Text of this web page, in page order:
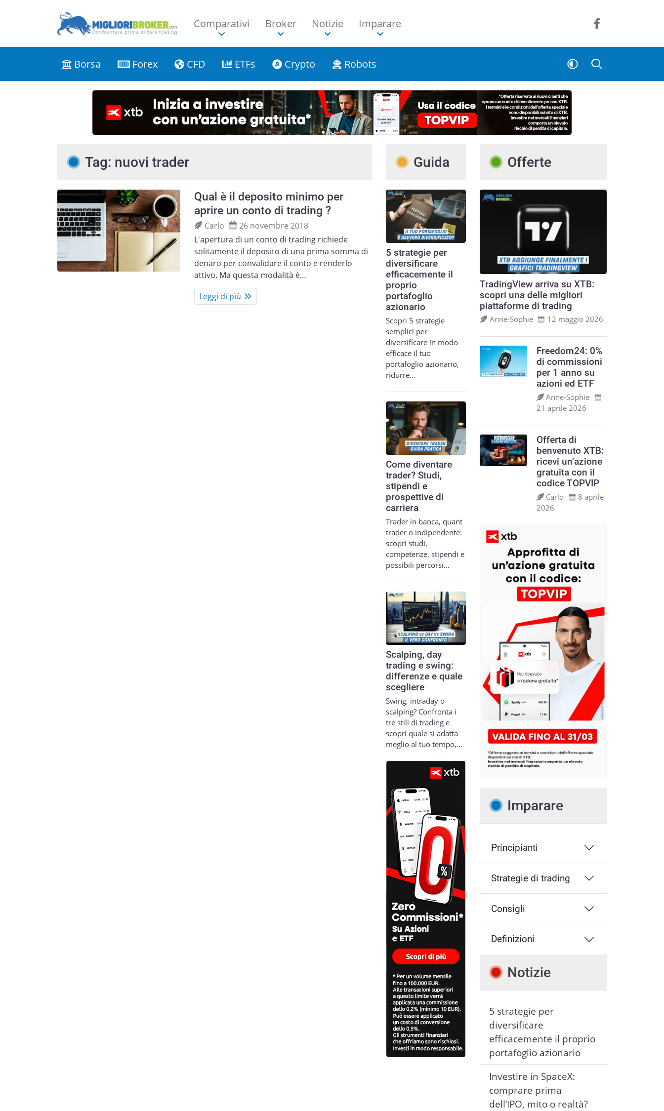
Comparativi Broker Notizie Imparare
Borsa Forex CFD ETFs Crypto Robots
Tag: nuovi trader
Qual è il deposito minimo per
aprire un conto di trading ?
Carlo
26 novembre 2018
L'apertura di un conto di trading richiede
solitamente il deposito di una prima somma di
denaro per convalidare il conto e renderlo
attivo. Ma questa modalità è…
Leggi di più
Guida
5 strategie per
diversificare
efficacemente il
proprio
portafoglio
azionario
Scopri 5 strategie
semplici per
diversificare in modo
efficace il tuo
portafoglio azionario,
ridurre…
Come diventare
trader? Studi,
stipendi e
prospettive di
carriera
Trader in banca, quant
trader o indipendente:
scopri studi,
competenze, stipendi e
possibili percorsi…
Scalping, day
trading e swing:
differenze e quale
scegliere
Swing, intraday o
scalping? Confronta i
tre stili di trading e
scopri quale si adatta
meglio al tuo tempo,…
Offerte
TradingView arriva su XTB:
scopri una delle migliori
piattaforme di trading
Anne‑Sophie 12 maggio 2026
Freedom24: 0%
di commissioni
per 1 anno su
azioni ed ETF
Anne‑Sophie
21 aprile 2026
Offerta di
benvenuto XTB:
ricevi un’azione
gratuita con il
codice TOPVIP
Carlo
8 aprile
2026
Imparare
Principianti
Strategie di trading
Consigli
Definizioni
Notizie
5 strategie per
diversificare
efficacemente il proprio
portafoglio azionario
Investire in SpaceX:
comprare prima
dell’IPO, mito o realtà?